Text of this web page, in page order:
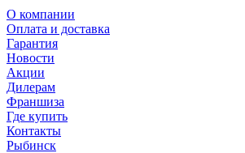
О компании
Оплата и доставка
Гарантия
Новости
Акции
Дилерам
Франшиза
Где купить
Контакты
Рыбинск